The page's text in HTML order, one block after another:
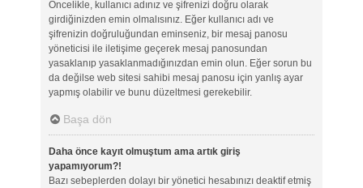
Öncelikle, kullanıcı adınız ve şifrenizi doğru olarak
girdiğinizden emin olmalısınız. Eğer kullanıcı adı ve
şifrenizin doğruluğundan eminseniz, bir mesaj panosu
yöneticisi ile iletişime geçerek mesaj panosundan
yasaklanıp yasaklanmadığınızdan emin olun. Eğer sorun bu
da değilse web sitesi sahibi mesaj panosu için yanlış ayar
yapmış olabilir ve bunu düzeltmesi gerekebilir.
Başa dön
Daha önce kayıt olmuştum ama artık giriş
yapamıyorum?!
Bazı sebeplerden dolayı bir yönetici hesabınızı deaktif etmiş